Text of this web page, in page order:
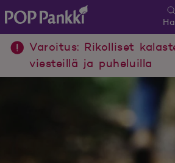
POP Pankki, etusivulle
Varoitus: Rikolliset
viesteillä ja puheluilla